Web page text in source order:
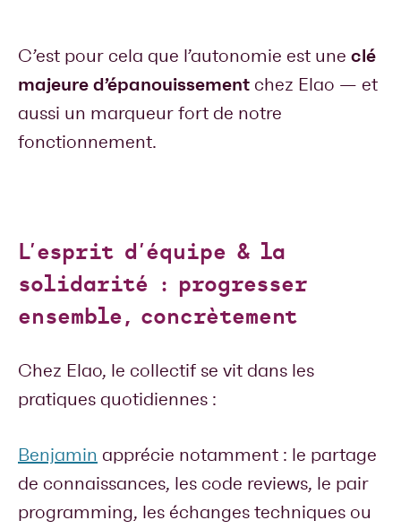
C’est pour cela que l’autonomie est une clé
majeure d’épanouissement chez Elao — et
aussi un marqueur fort de notre
fonctionnement.
L’esprit d’équipe & la
solidarité : progresser
ensemble, concrètement
Chez Elao, le collectif se vit dans les
pratiques quotidiennes :
Benjamin apprécie notamment : le partage
de connaissances, les code reviews, le pair
programming, les échanges techniques ou